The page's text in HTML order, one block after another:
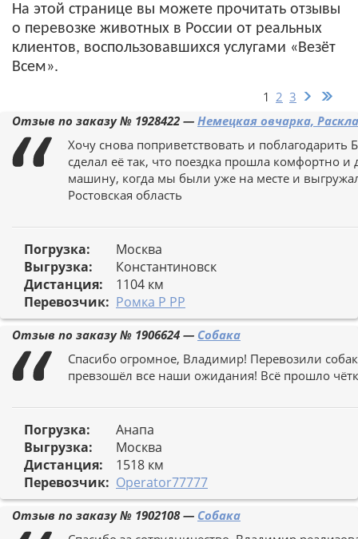
На этой странице вы можете прочитать отзывы
о перевозке животных в России от реальных
клиентов, воспользовавшихся услугами «Везёт
Всем».
1 2 3
Отзыв по заказу № 1928422 — Немецкая овчарка,
Хочу снова поприветствовать и
сделал её так, что поездка прошла комфортно
машину, когда мы были уже на месте и
Ростовская область
Погрузка:
Москва
Выгрузка:
Константиновск
Дистанция:
1104 км
Перевозчик: Ромка Р РР
Отзыв по заказу № 1906624 — Собака
Спасибо огромное, Владимир! Перевозили
превзошёл все наши ожидания! Всё прошло
Погрузка:
Анапа
Выгрузка:
Москва
Дистанция:
1518 км
Перевозчик: Оperator77777
Отзыв по заказу № 1902108— Собака